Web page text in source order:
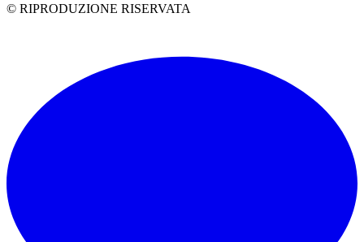
© RIPRODUZIONE RISERVATA